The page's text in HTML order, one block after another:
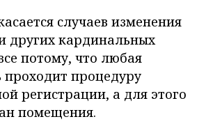
случаев изменения
других кардинальных
потому, что любая
процедуру
регистрации, а для этого
помещения.